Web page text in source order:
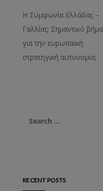
Η Συμφωνία Ελλάδας –
Γαλλίας: Σημαντικό βήμα
για την ευρωπαϊκή
στρατηγική αυτονομία;
RECENT POSTS